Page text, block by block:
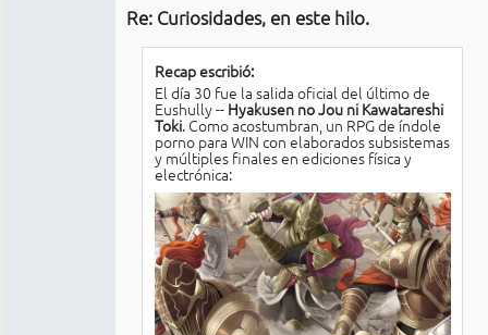
Re: Curiosidades, en este hilo.
Recap escribió:
El día 30 fue la salida oficial del último de
Eushully -- Hyakusen no Jou ni Kawatareshi
Toki. Como acostumbran, un RPG de índole
porno para WIN con elaborados subsistemas
y múltiples finales en ediciones física y
electrónica: